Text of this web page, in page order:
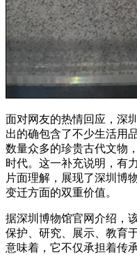
面对网友的热情回应，深
出的确包含了不少生活用
数量众多的珍贵古代文物
时代。这一补充说明，有
片面理解，展现了深圳博
变迁方面的双重价值。
据深圳博物馆官网介绍，
保护、研究、展示、教育
意味着，它不仅承担着传